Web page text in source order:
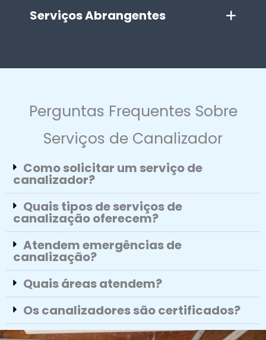
Serviços Abrangentes
Perguntas Frequentes Sobre
Serviços de Canalizador
Como solicitar um serviço de
canalizador?
Quais tipos de serviços de
canalização oferecem?
Atendem emergências de
canalização?
Quais áreas atendem?
Os canalizadores são certificados?